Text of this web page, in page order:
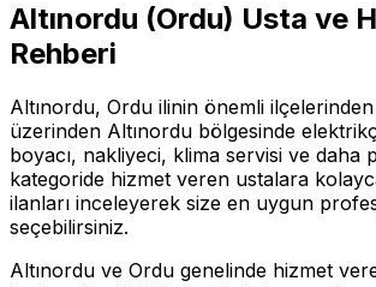
Altınordu (Ordu) Usta ve
Rehberi
Altınordu, Ordu ilinin önemli
üzerinden Altınordu bölgesinde
boyacı, nakliyeci, klima servisi ve daha
kategoride hizmet veren ustalara
ilanları inceleyerek size en uygun
seçebilirsiniz.
Altınordu ve Ordu genelinde hizmet